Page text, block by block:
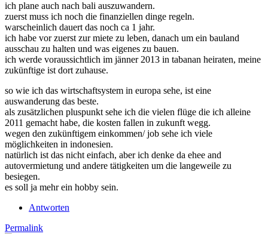
ich plane auch nach bali auszuwandern.
zuerst muss ich noch die finanziellen dinge regeln.
warscheinlich dauert das noch ca 1 jahr.
ich habe vor zuerst zur miete zu leben, danach um ein bauland
ausschau zu halten und was eigenes zu bauen.
ich werde voraussichtlich im jänner 2013 in tabanan heiraten, meine
zukünftige ist dort zuhause.
so wie ich das wirtschaftsystem in europa sehe, ist eine
auswanderung das beste.
als zusätzlichen pluspunkt sehe ich die vielen flüge die ich alleine
2011 gemacht habe, die kosten fallen in zukunft wegg.
wegen den zukünftigem einkommen/ job sehe ich viele
möglichkeiten in indonesien.
natürlich ist das nicht einfach, aber ich denke da ehee and
autovermietung und andere tätigkeiten um die langeweile zu
besiegen.
es soll ja mehr ein hobby sein.
Antworten
Permalink